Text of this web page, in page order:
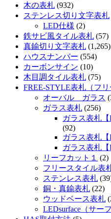
木の表札 (932)
ステンレス切り文字表札
LED仕様 (2)
鉄サビ風タイル表札 (57)
真鍮切り文字表札 (1,265)
ハウスナンバー (554)
カーボンサイン (10)
木目調タイル表札 (75)
FREE-STYLE表札（フリ
オーバル ガラス
ガラス表札 (256)
ガラス表札
(92)
ガラス表札
ガラス表札
リーフカット１
(2)
フリースタイル表
ステンレス表札
銅・真鍮表札 (22)
ウッドベース表札
LEDsurface（サー